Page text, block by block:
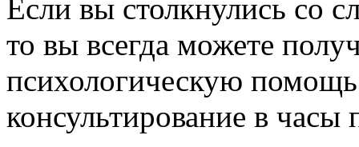
Если вы столкнулись со
то вы всегда можете
психологическую
консультирование в часы